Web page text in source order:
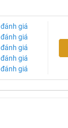
đánh giá
đánh giá
đánh giá
đánh giá
đánh giá